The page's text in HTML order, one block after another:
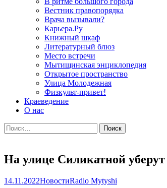
Вестник правопорядка
Врача вызывали?
Карьера.Ру
Книжный шкаф
Литературный блюз
Место встречи
Мытищинская энциклопедия
Открытое пространство
Улица Молодежная
Физкульт-привет!
Краеведение
О нас
Найти:
На улице Силикатной
14.11.2022НовостиRadio Mytyshi